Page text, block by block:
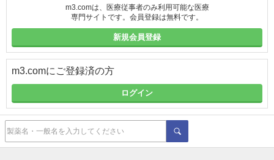
m3.comは、医療従事者のみ利用可能な医療
専門サイトです。会員登録は無料です。
新規会員登録
m3.comにご登録済の方
ログイン